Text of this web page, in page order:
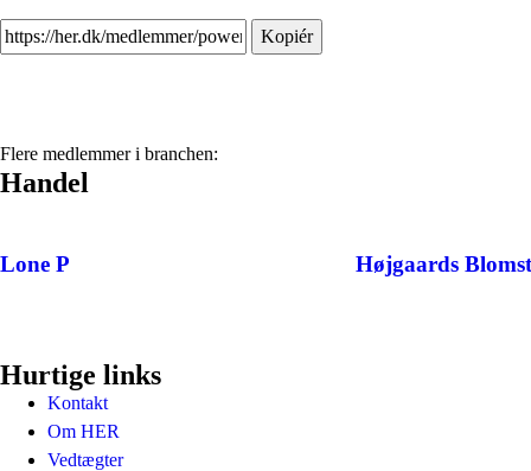
Kopiér
Flere medlemmer i branchen:
Handel
Lone P Højgaards
Hurtige links
Kontakt
Om HER
Vedtægter